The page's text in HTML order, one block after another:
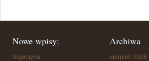
Nowe wpisy:
Argentyna
Archiwa
sierpień 2026